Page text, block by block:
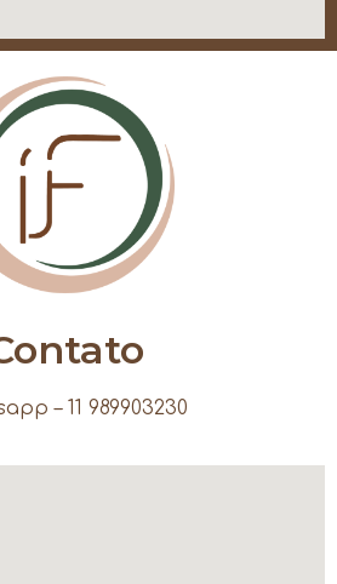
– 11 989903230